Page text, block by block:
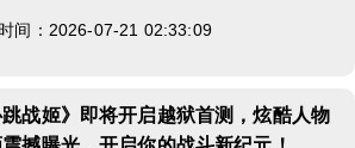
间：2026-07-21 02:33:09
跳战姬》即将开启越狱首测，炫酷人物